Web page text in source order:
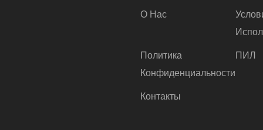
О Нас
Политика
Конфиденциальности
ПИЛ
Контакты